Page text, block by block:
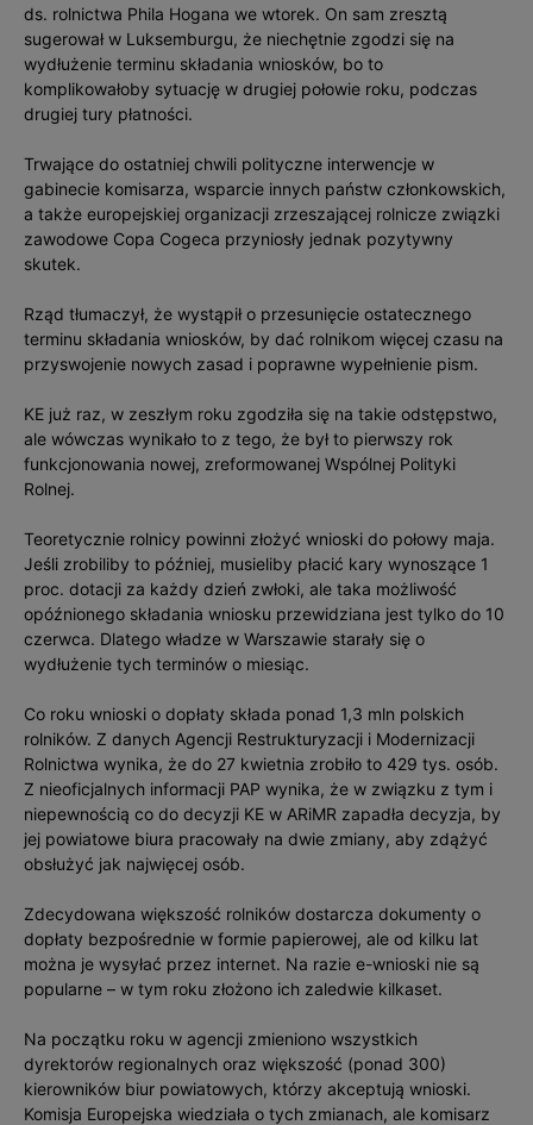
ds. rolnictwa Phila Hogana we wtorek. On sam zresztą
sugerował w Luksemburgu, że niechętnie zgodzi się na
wydłużenie terminu składania wniosków, bo to
komplikowałoby sytuację w drugiej połowie roku, podczas
drugiej tury płatności.
Trwające do ostatniej chwili polityczne interwencje w
gabinecie komisarza, wsparcie innych państw członkowskich,
a także europejskiej organizacji zrzeszającej rolnicze związki
zawodowe Copa Cogeca przyniosły jednak pozytywny
skutek.
Rząd tłumaczył, że wystąpił o przesunięcie ostatecznego
terminu składania wniosków, by dać rolnikom więcej czasu na
przyswojenie nowych zasad i poprawne wypełnienie pism.
KE już raz, w zeszłym roku zgodziła się na takie odstępstwo,
ale wówczas wynikało to z tego, że był to pierwszy rok
funkcjonowania nowej, zreformowanej Wspólnej Polityki
Rolnej.
Teoretycznie rolnicy powinni złożyć wnioski do połowy maja.
Jeśli zrobiliby to później, musieliby płacić kary wynoszące 1
proc. dotacji za każdy dzień zwłoki, ale taka możliwość
opóźnionego składania wniosku przewidziana jest tylko do 10
czerwca. Dlatego władze w Warszawie starały się o
wydłużenie tych terminów o miesiąc.
Co roku wnioski o dopłaty składa ponad 1,3 mln polskich
rolników. Z danych Agencji Restrukturyzacji i Modernizacji
Rolnictwa wynika, że do 27 kwietnia zrobiło to 429 tys. osób.
Z nieoficjalnych informacji PAP wynika, że w związku z tym i
niepewnością co do decyzji KE w ARiMR zapadła decyzja, by
jej powiatowe biura pracowały na dwie zmiany, aby zdążyć
obsłużyć jak najwięcej osób.
Zdecydowana większość rolników dostarcza dokumenty o
dopłaty bezpośrednie w formie papierowej, ale od kilku lat
można je wysyłać przez internet. Na razie e-wnioski nie są
popularne – w tym roku złożono ich zaledwie kilkaset.
Na początku roku w agencji zmieniono wszystkich
dyrektorów regionalnych oraz większość (ponad 300)
kierowników biur powiatowych, którzy akceptują wnioski.
Komisja Europejska wiedziała o tych zmianach, ale komisarz